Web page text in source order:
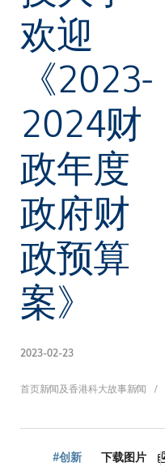
欢迎
《2023-
2024财
政年度
政府财
政预算
案》
2023-02-23
面
首页新闻及香港科大故事新闻
#创新 下载图片